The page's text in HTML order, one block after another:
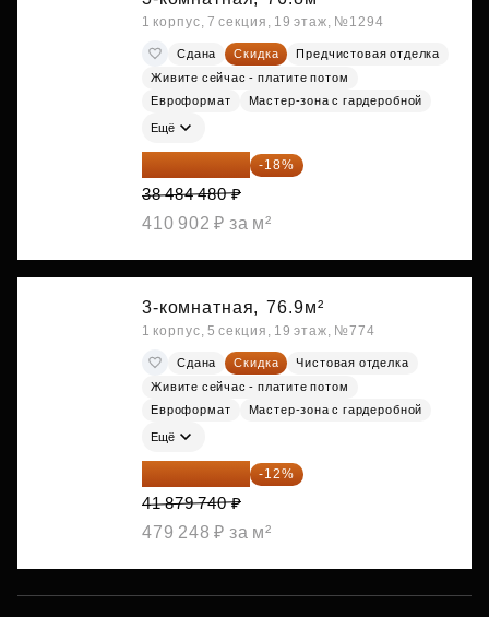
1 корпус, 7 секция, 19 этаж, №1294
Сдана Скидка
Предчистовая отделка
Живите сейчас - платите потом
Евроформат
Мастер-зона с гардеробной
Ещё
31 557 274 ₽ -18%
38 484 480 ₽
410 902 ₽ за м²
3-комнатная, 76.9м²
1 корпус, 5 секция, 19 этаж, №774
Сдана Скидка
Чистовая отделка
Живите сейчас - платите потом
Евроформат
Мастер-зона с гардеробной
Ещё
36 854 171 ₽ -12%
41 879 740 ₽
479 248 ₽ за м²